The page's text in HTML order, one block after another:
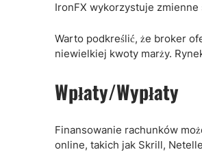
IronFX wykorzystuje
Warto podkreślić, że broker
niewielkiej kwoty marży.
Wpłaty/Wypłaty
Finansowanie rachunków
online, takich jak Skrill,